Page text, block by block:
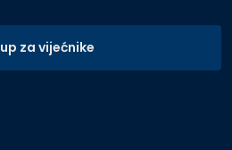
za vijećnike